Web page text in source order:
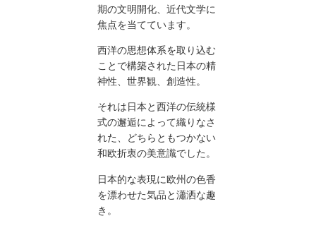
期の文明開化、近代文学に
焦点を当てています。
西洋の思想体系を取り込む
ことで構築された日本の精
神性、世界観、創造性。
それは日本と西洋の伝統様
式の邂逅によって織りなさ
れた、どちらともつかない
和欧折衷の美意識でした。
日本的な表現に欧州の色香
を漂わせた気品と瀟洒な趣
き。